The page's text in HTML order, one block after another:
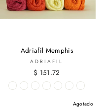
Adriafil Memphis
ADRIAFIL
$ 151.72
Agotado